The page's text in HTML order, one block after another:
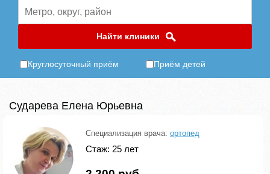
Найти клиники
Круглосуточный приём Приём детей
Сударева Елена Юрьевна
Специализация врача: ортопед
Стаж: 25 лет